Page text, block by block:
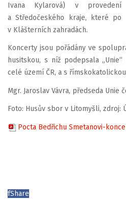
Ivana Kylarová) v
a Středočeského kraje, které po
v Klášterních zahradách.
Koncerty jsou pořádány ve
husitskou, s níž podepsala
celé území ČR, a s
Mgr. Jaroslav Vávra, předseda Unie
Foto: Husův sbor v Litomyšli, zdroj:
Pocta Bedřichu Smetanovi-
fShare